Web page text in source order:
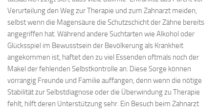
Verurteilung den Weg zur Therapie und zum Zahnarzt meiden,
selbst wenn die Magensäure die Schutzschicht der Zähne bereits
angegriffen hat. Während andere Suchtarten wie Alkohol oder
Glücksspiel im Bewusstsein der Bevölkerung als Krankheit
angekommen ist, haftet den zu viel Essenden oftmals noch der
Makel der fehlenden Selbstkontrolle an. Diese Sorge können
vorrangig Freunde und Familie auffangen, denn wenn die nötige
Stabilität zur Selbstdiagnose oder die Überwindung zu Therapie
fehlt, hilft deren Unterstützung sehr. Ein Besuch beim Zahnarzt